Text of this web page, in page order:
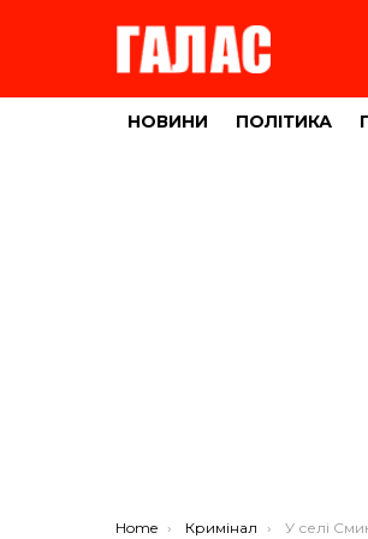
НОВИНИ ПОЛІТИКА
You are here:
Home Кримінал У селі Смиківці